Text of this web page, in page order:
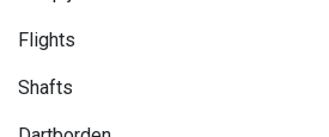
Flights
Shafts